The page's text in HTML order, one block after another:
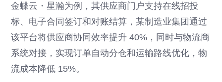
金蝶云・星瀚为例，其供应商门户支持在线招投
标、电子合同签订和对账结算，某制造业集团通过
该平台将供应商协同效率提升 40%，同时与物流商
系统对接，实现订单自动分仓和运输路线优化，物
流成本降低 15%。